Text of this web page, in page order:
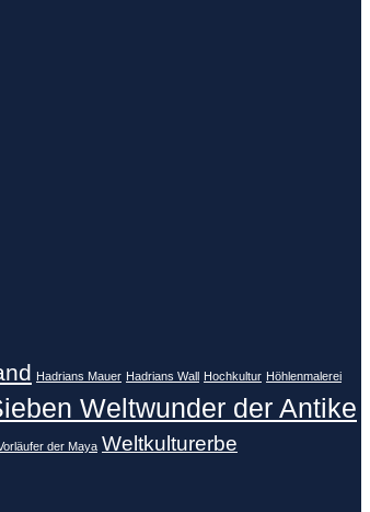
Hadrians Mauer Hadrians Wall Hochkultur Höhlenmalerei
Weltwunder der Antike
der Maya Weltkulturerbe